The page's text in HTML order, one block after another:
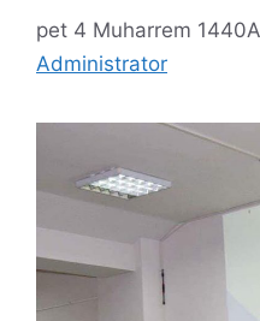
pet 4 Muharrem
Administrator